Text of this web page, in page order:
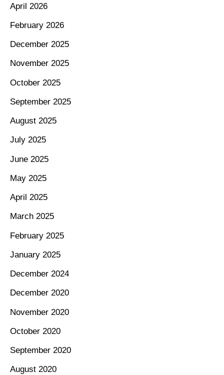
April 2026
February 2026
December 2025
November 2025
October 2025
September 2025
August 2025
July 2025
June 2025
May 2025
April 2025
March 2025
February 2025
January 2025
December 2024
December 2020
November 2020
October 2020
September 2020
August 2020